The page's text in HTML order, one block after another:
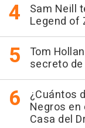
Sam Neill
Legend of
Tom
secreto
¿Cuántos
Negros en
Casa del